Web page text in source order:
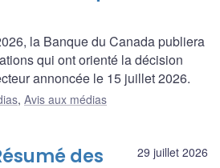
la Banque du Canada publiera
qui ont orienté la décision
annoncée le 15 juillet 2026.
, Avis aux médias
29 juillet 2026
des